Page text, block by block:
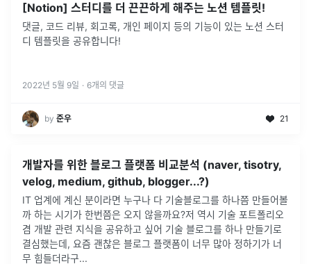
[Notion] 스터디를 더 끈끈하게 해주는 노션 템플릿!
댓글, 코드 리뷰, 회고록, 개인 페이지 등의 기능이 있는 노션 스터
디 템플릿을 공유합니다!
2022년 5월 9일 · 6개의 댓글
by 준우 21
개발자를 위한 블로그 플랫폼 비교분석 (naver, tisotry,
velog, medium, github, blogger...?)
IT 업계에 계신 분이라면 누구나 다 기술블로그를 하나쯤 만들어볼
까 하는 시기가 한번쯤은 오지 않을까요?저 역시 기술 포트폴리오
겸 개발 관련 지식을 공유하고 싶어 기술 블로그를 하나 만들기로
결심했는데, 요즘 괜찮은 블로그 플랫폼이 너무 많아 정하기가 너
무 힘들더라구...